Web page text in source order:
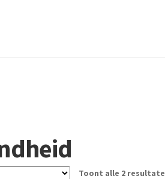
Toont alle 2